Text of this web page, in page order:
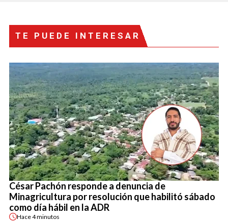
TE PUEDE INTERESAR
César Pachón responde a denuncia de
Minagricultura por resolución que habilitó sábado
como día hábil en la ADR
Hace4 minutos